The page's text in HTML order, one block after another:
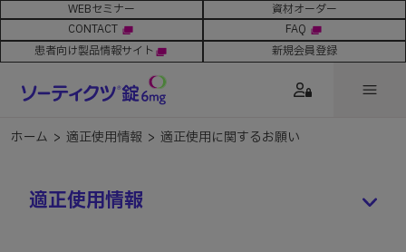
WEBセミナー
資材オーダー
CONTACT
FAQ
患者向け製品情報サイト
新規会員登録
ホーム > 適正使用情報 > 適正使用に関するお願い
適正使用情報